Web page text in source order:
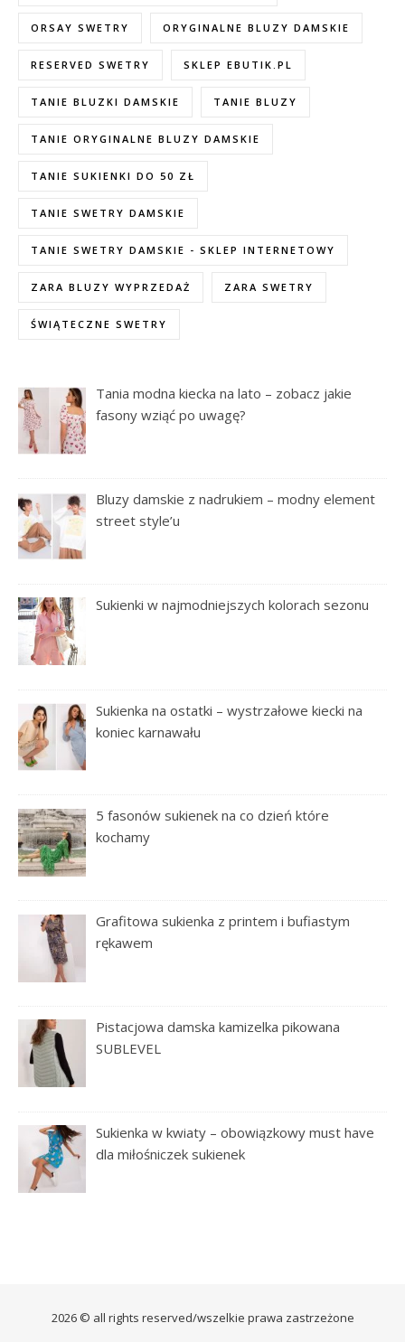
ORSAY SWETRY ORYGINALNE BLUZY DAMSKIE
RESERVED SWETRY SKLEP EBUTIK.PL
TANIE BLUZKI DAMSKIE TANIE BLUZY
TANIE ORYGINALNE BLUZY DAMSKIE
TANIE SUKIENKI DO 50 ZŁ
TANIE SWETRY DAMSKIE
TANIE SWETRY DAMSKIE - SKLEP INTERNETOWY
ZARA BLUZY WYPRZEDAŻ ZARA SWETRY
ŚWIĄTECZNE SWETRY
Tania modna kiecka na lato – zobacz jakie
fasony wziąć po uwagę?
Bluzy damskie z nadrukiem – modny element
street style’u
Sukienki w najmodniejszych kolorach sezonu
Sukienka na ostatki – wystrzałowe kiecki na
koniec karnawału
5 fasonów sukienek na co dzień które
kochamy
Grafitowa sukienka z printem i bufiastym
rękawem
Pistacjowa damska kamizelka pikowana
SUBLEVEL
Sukienka w kwiaty – obowiązkowy must have
dla miłośniczek sukienek
2026 © all rights reserved/wszelkie prawa zastrzeżone